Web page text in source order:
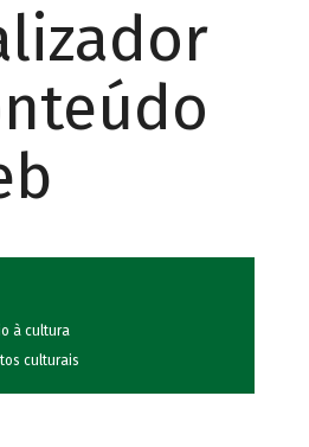
à cultura
culturais